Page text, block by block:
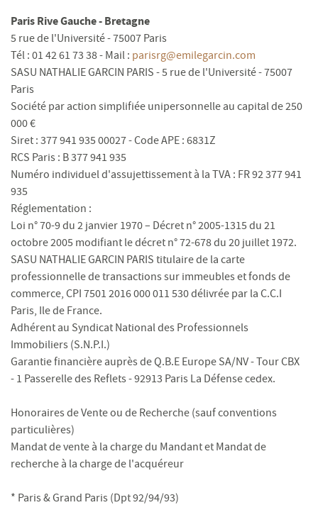
Paris Rive Gauche - Bretagne
5 rue de l'Université - 75007 Paris
Tél : 01 42 61 73 38 - Mail : parisrg@emilegarcin.com
SASU NATHALIE GARCIN PARIS - 5 rue de l'Université - 75007
Paris
Société par action simplifiée unipersonnelle au capital de 250
000 €
Siret : 377 941 935 00027 - Code APE : 6831Z
RCS Paris : B 377 941 935
Numéro individuel d'assujettissement à la TVA : FR 92 377 941
935
Réglementation :
Loi n° 70-9 du 2 janvier 1970 – Décret n° 2005-1315 du 21
octobre 2005 modifiant le décret n° 72-678 du 20 juillet 1972.
SASU NATHALIE GARCIN PARIS titulaire de la carte
professionnelle de transactions sur immeubles et fonds de
commerce, CPI 7501 2016 000 011 530 délivrée par la C.C.I
Paris, Ile de France.
Adhérent au Syndicat National des Professionnels
Immobiliers (S.N.P.I.)
Garantie financière auprès de Q.B.E Europe SA/NV - Tour CBX
- 1 Passerelle des Reflets - 92913 Paris La Défense cedex.
Honoraires de Vente ou de Recherche (sauf conventions
particulières)
Mandat de vente à la charge du Mandant et Mandat de
recherche à la charge de l'acquéreur
* Paris & Grand Paris (Dpt 92/94/93)